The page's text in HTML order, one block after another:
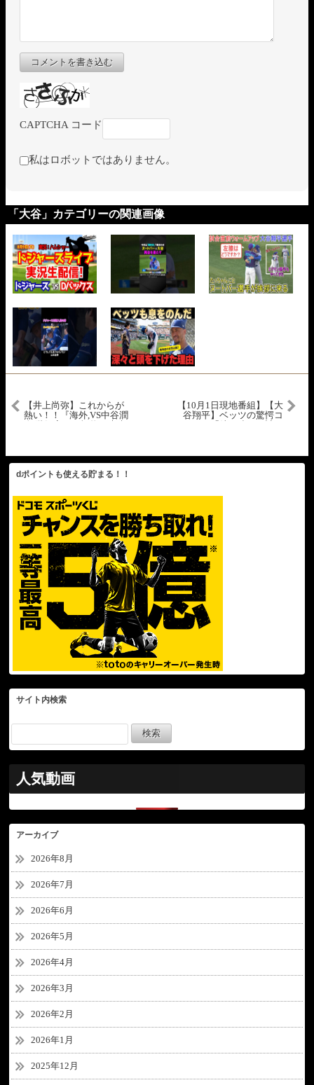
コメントを書き込む
CAPTCHA コード
私はロボットではありません。
「大谷」カテゴリーの関連画像
【井上尚弥】これからが
熱い！！『海外,VS中谷潤
【10月1日現地番組】【大
谷翔平】ベッツの驚愕コ
ィーズのMLBプレーオフ
予想が注目を集める！
dポイントも使える貯まる！！
サイト内検索
人気動画
アーカイブ
2026年8月
2026年7月
2026年6月
2026年5月
2026年4月
2026年3月
2026年2月
2026年1月
2025年12月